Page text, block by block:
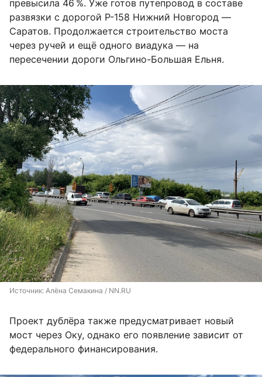
превысила 46 %. Уже готов путепровод в составе
развязки с дорогой Р-158 Нижний Новгород —
Саратов. Продолжается строительство моста
через ручей и ещё одного виадука — на
пересечении дороги Ольгино-Большая Ельня.
Источник: Алёна Семакина / NN.RU
Проект дублёра также предусматривает новый
мост через Оку, однако его появление зависит от
федерального финансирования.